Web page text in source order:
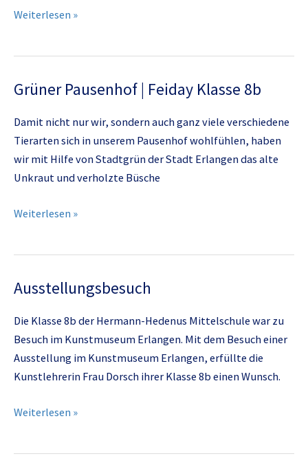
Neue
Weiterlesen »
Grüner Pausenhof | Feiday Klasse 8b
Damit nicht nur wir, sondern auch ganz viele verschiedene
Tierarten sich in unserem Pausenhof wohlfühlen, haben
wir mit Hilfe von Stadtgrün der Stadt Erlangen das alte
Unkraut und verholzte Büsche
Grüner
Klasse
Weiterlesen »
Ausstellungsbesuch
Die Klasse 8b der Hermann-Hedenus Mittelschule war zu
Besuch im Kunstmuseum Erlangen. Mit dem Besuch einer
Ausstellung im Kunstmuseum Erlangen, erfüllte die
Kunstlehrerin Frau Dorsch ihrer Klasse 8b einen Wunsch.
Ausstellungsbesuch
Weiterlesen »